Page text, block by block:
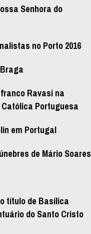
Senhora do
no Porto 2016
Ravasi na
Portuguesa
em Portugal
de Mário Soares
título de Basílica
do Santo Cristo